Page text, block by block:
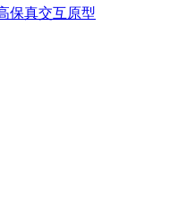
保真交互原型